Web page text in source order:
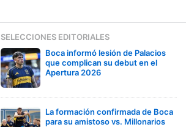
SELECCIONES EDITORIALES
Boca informó lesión de Palacios
que complican su debut en el
Apertura 2026
La formación confirmada de Boca
para su amistoso vs. Millonarios